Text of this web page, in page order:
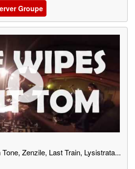
Groupe
Zenzile, Last Train, Lysistrata...